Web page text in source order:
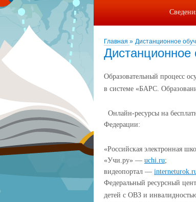
Главная » Дистанционное
Дистанционное
Образовательный процесс
в системе «БАРС.
Онлайн-ресурсы на
Федерации:
«Российская электронная
«Учи.ру» — uchi.ru;
видеопортал —
Федеральный ресурсный
детей с ОВЗ и